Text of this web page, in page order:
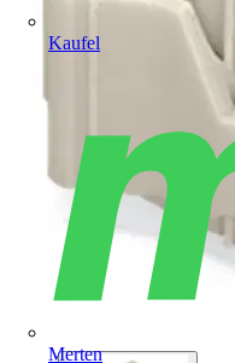
Kaufel
Merten